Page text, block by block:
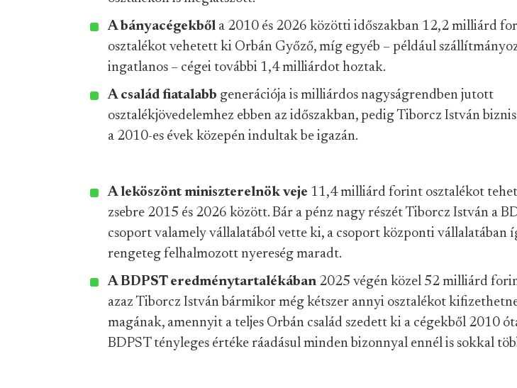
A bányacégekből a 2010 és 2026 közötti időszakban 12,2 milliárd
osztalékot vehetett ki Orbán Győző, míg egyéb – például
ingatlanos – cégei további 1,4 milliárdot hoztak.
A család fiatalabb generációja is milliárdos nagyságrendben jutott
osztalékjövedelemhez ebben az időszakban, pedig Tiborcz István
a 2010-es évek közepén indultak be igazán.
A leköszönt miniszterelnök veje 11,4 milliárd forint osztalékot
zsebre 2015 és 2026 között. Bár a pénz nagy részét Tiborcz István a
csoport valamely vállalatából vette ki, a csoport központi vállalatában
rengeteg felhalmozott nyereség maradt.
A BDPST eredménytartalékában 2025 végén közel 52 milliárd
azaz Tiborcz István bármikor még kétszer annyi osztalékot
magának, amennyit a teljes Orbán család szedett ki a cégekből 2010
BDPST tényleges értéke ráadásul minden bizonnyal ennél is sokkal